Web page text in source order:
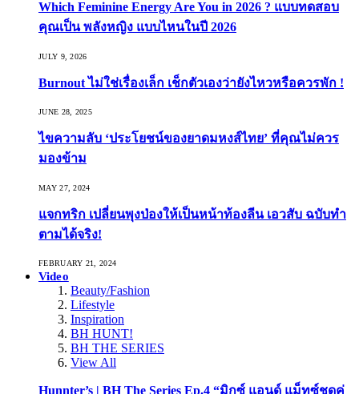
Which Feminine Energy Are You in 2026 ? แบบทดสอบ
คุณเป็น พลังหญิง แบบไหนในปี 2026
JULY 9, 2026
Burnout ไม่ใช่เรื่องเล็ก เช็กตัวเองว่ายังไหวหรือควรพัก !
JUNE 28, 2025
ไขความลับ ‘ประโยชน์ของยาดมหงส์ไทย’ ที่คุณไม่ควร
มองข้าม
MAY 27, 2024
แจกทริก เปลี่ยนพุงป่องให้เป็นหน้าท้องลีน เอวสับ ฉบับทำ
ตามได้จริง!
FEBRUARY 21, 2024
Video
Beauty/Fashion
Lifestyle
Inspiration
BH HUNT!
BH THE SERIES
View All
Hunnter’s | BH The Series Ep.4 “มิกซ์ แอนด์ แม็ทซ์ชุดคู่